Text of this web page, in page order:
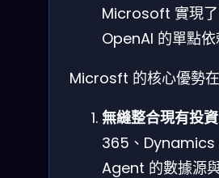
Microsoft 實現
OpenAI 的單點
Microsft 的核心優勢在
無縫整合現有投資
365、Dynamics
Agent 的數據源